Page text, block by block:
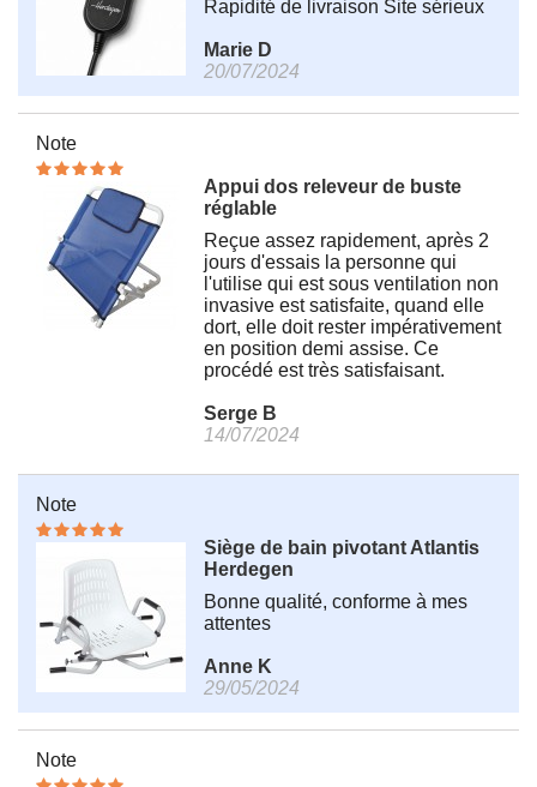
Rapidité de livraison Site sérieux
Marie D
20/07/2024
Note
Appui dos releveur de buste
réglable
Reçue assez rapidement, après 2
jours d'essais la personne qui
l'utilise qui est sous ventilation non
invasive est satisfaite, quand elle
dort, elle doit rester impérativement
en position demi assise. Ce
procédé est très satisfaisant.
Serge B
14/07/2024
Note
Siège de bain pivotant Atlantis
Herdegen
Bonne qualité, conforme à mes
attentes
Anne K
29/05/2024
Note